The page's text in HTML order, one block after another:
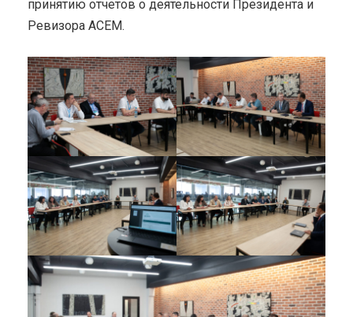
принятию отчетов о деятельности Президента и
Ревизора ACEM.